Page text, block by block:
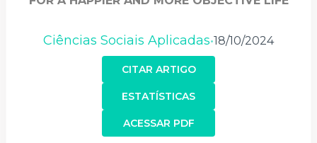
Ciências Sociais Aplicadas•18/10/2024
CITAR ARTIGO
ACESSAR PDF
ESTATÍSTICAS